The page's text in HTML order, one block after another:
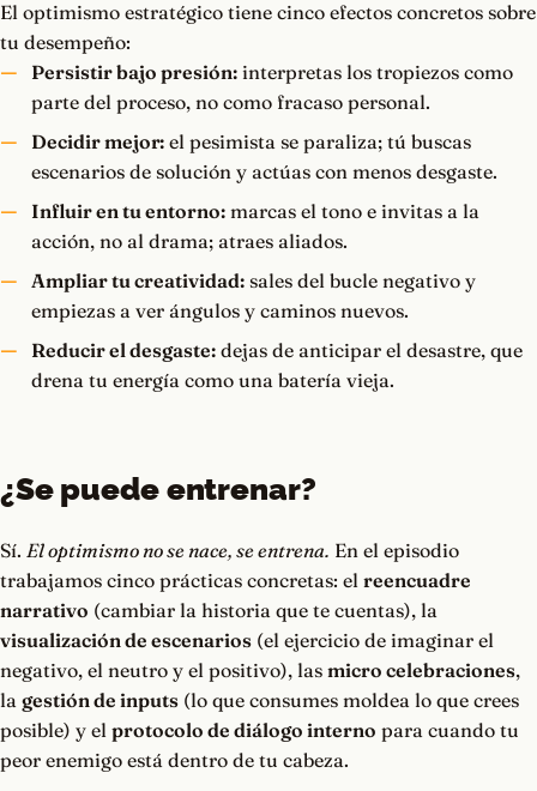
El optimismo estratégico tiene cinco efectos concretos sobre
tu desempeño:
Persistir bajo presión:interpretas los tropiezos como
parte del proceso, no como fracaso personal.
Decidir mejor:el pesimista se paraliza; tú buscas
escenarios de solución y actúas con menos desgaste.
Influir en tu entorno:marcas el tono e invitas a la
acción, no al drama; atraes aliados.
Ampliar tu creatividad:sales del bucle negativo y
empiezas a ver ángulos y caminos nuevos.
Reducir el desgaste:dejas de anticipar el desastre, que
drena tu energía como una batería vieja.
¿Se puede entrenar?
Sí. El optimismo no se nace, se entrena. En el episodio
trabajamos cinco prácticas concretas: el reencuadre
narrativo (cambiar la historia que te cuentas), la
visualización de escenarios (el ejercicio de imaginar el
negativo, el neutro y el positivo), las micro celebraciones,
la gestión de inputs (lo que consumes moldea lo que crees
posible) y el protocolo de diálogo interno para cuando tu
peor enemigo está dentro de tu cabeza.